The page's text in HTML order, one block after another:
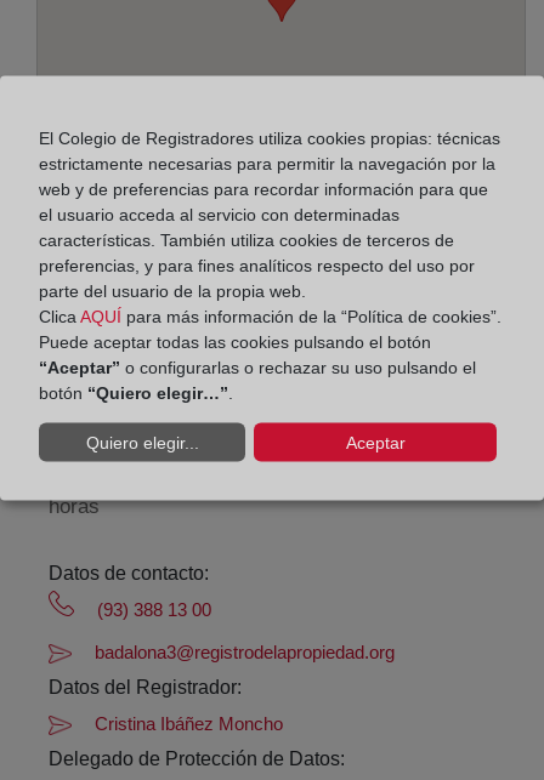
Dirección:
Avda. Alfonso XIII, 222 - Entresuelo, 8914
Horario:
Agosto: De lunes a viernes de 09:00 a 14:00 horas
horas
Datos de contacto:
(93) 388 13 00
badalona3@registrodelapropiedad.org
Datos del Registrador:
Cristina Ibáñez Moncho
Delegado de Protección de Datos:
El Colegio de Registradores utiliza cookies propias: técnicas
estrictamente necesarias para permitir la navegación por la
web y de preferencias para recordar información para que
el usuario acceda al servicio con determinadas
características. También utiliza cookies de terceros de
preferencias, y para fines analíticos respecto del uso por
parte del usuario de la propia web.
Clica AQUÍ para más información de la “Política de cookies”.
Puede aceptar todas las cookies pulsando el botón
“Aceptar” o configurarlas o rechazar su uso pulsando el
botón “Quiero elegir…”
Quiero elegir... Aceptar